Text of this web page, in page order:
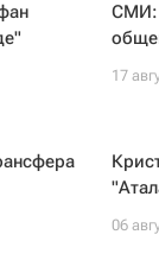
СМИ:
17
06